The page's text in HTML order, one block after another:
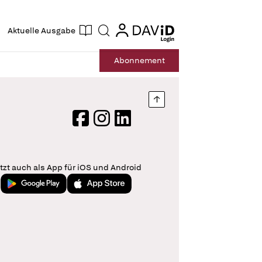
Aktuelle Ausgabe Suche login
login
Abonnement
Nach oben springen
FacebookInstagram
LinkedIn
auch als App für iOS und Android
Jetzt bei Google PlayLaden im App Store